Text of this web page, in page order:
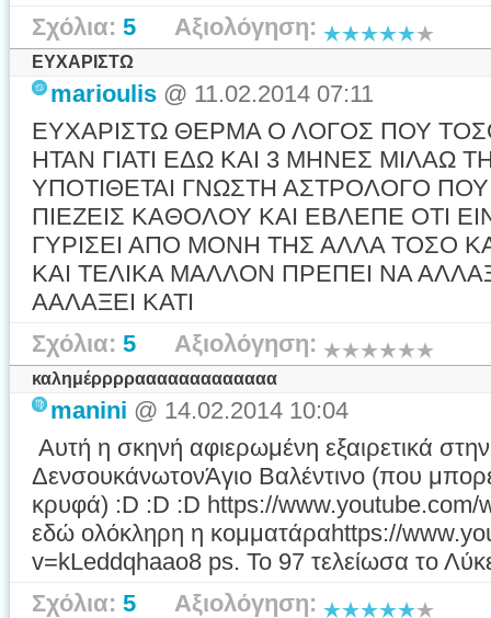
Σχόλια: 5 Αξιολόγηση:
ΕΥΧΑΡΙΣΤΩ
marioulis @ 11.02.2014 07:11
ΕΥΧΑΡΙΣΤΩ ΘΕΡΜΑ Ο ΛΟΓΟΣ ΠΟΥ
ΗΤΑΝ ΓΙΑΤΙ ΕΔΩ ΚΑΙ 3 ΜΗΝΕΣ ΜΙΛΑΩ
ΥΠΟΤΙΘΕΤΑΙ ΓΝΩΣΤΗ ΑΣΤΡΟΛΟΓΟ
ΠΙΕΖΕΙΣ ΚΑΘΟΛΟΥ ΚΑΙ ΕΒΛΕΠΕ ΟΤΙ
ΓΥΡΙΣΕΙ ΑΠΟ ΜΟΝΗ ΤΗΣ ΑΛΛΑ ΤΟΣΟ
ΚΑΙ ΤΕΛΙΚΑ ΜΑΛΛΟΝ ΠΡΕΠΕΙ ΝΑ
ΑΑΛΑΞΕΙ ΚΑΤΙ
Σχόλια: 5 Αξιολόγηση:
καλημέρρρρααααααααααααα
manini @ 14.02.2014 10:04
Αυτή η σκηνή αφιερωμένη εξαιρετικά
ΔενσουκάνωτονΆγιο Βαλέντινο (που
κρυφά) :D :D :D https://www.youtube.com/
εδώ ολόκληρη η κομματάραhttps://
v=kLeddqhaao8 ps. Το 97 τελείωσα το
Σχόλια: 5 Αξιολόγηση: